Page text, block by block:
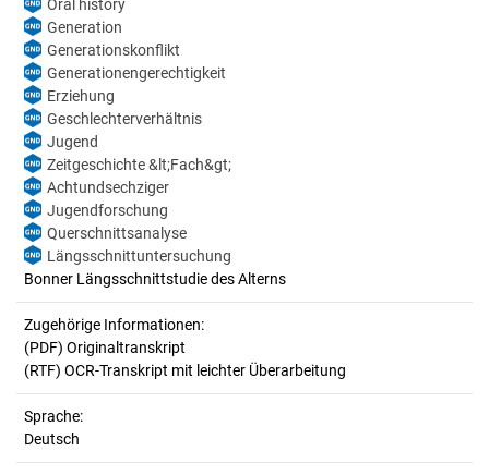
Oral history
Generation
Generationskonflikt
Generationengerechtigkeit
Erziehung
Geschlechterverhältnis
Jugend
Zeitgeschichte &lt;Fach&gt;
Achtundsechziger
Jugendforschung
Querschnittsanalyse
Längsschnittuntersuchung
Bonner Längsschnittstudie des Alterns
Zugehörige Informationen:
(PDF) Originaltranskript
(RTF) OCR-Transkript mit leichter Überarbeitung
Sprache:
Deutsch